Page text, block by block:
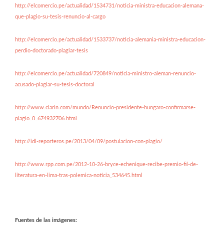
http://elcomercio.pe/actualidad/1534731/noticia-ministra-educacion-alemana-
que-plagio-su-tesis-renuncio-al-cargo
http://elcomercio.pe/actualidad/1533737/noticia-alemania-ministra-educacion-
perdio-doctorado-plagiar-tesis
http://elcomercio.pe/actualidad/720849/noticia-ministro-aleman-renuncio-
acusado-plagiar-su-tesis-doctoral
http://www.clarin.com/mundo/Renuncio-presidente-hungaro-confirmarse-
plagio_0_674932706.html
http://idl-reporteros.pe/2013/04/09/postulacion-con-plagio/
http://www.rpp.com.pe/2012-10-26-bryce-echenique-recibe-premio-fil-de-
literatura-en-lima-tras-polemica-noticia_534645.html
Fuentes de las imágenes: